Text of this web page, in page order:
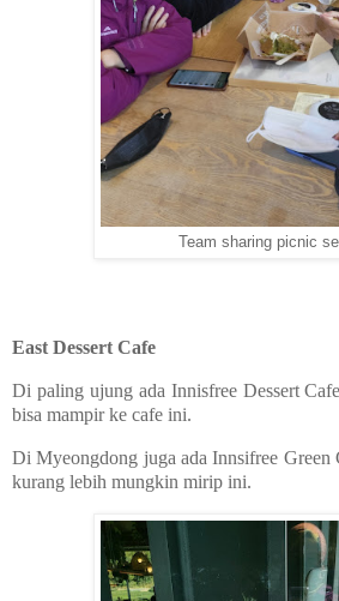
Team sharing picnic
East Dessert Cafe
Di paling ujung ada Innisfree Dessert
bisa mampir ke cafe ini.
Di Myeongdong juga ada Innsifree Green
kurang lebih mungkin mirip ini.